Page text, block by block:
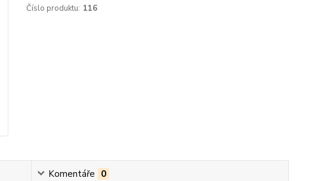
Číslo produktu: 116
Komentáře 0